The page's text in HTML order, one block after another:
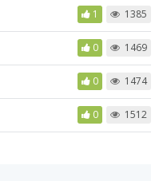
1 1385
0 1469
0 1474
0 1512